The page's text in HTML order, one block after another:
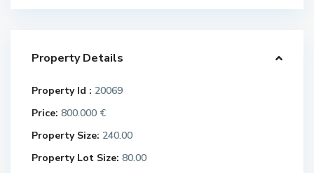
Property Details
Property Id : 20069
Price: 800.000 €
Property Size: 240.00
Property Lot Size: 80.00